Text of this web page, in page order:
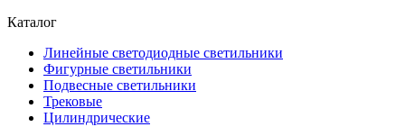
Каталог
Линейные светодиодные светильники
Фигурные светильники
Подвесные светильники
Трековые
Цилиндрические